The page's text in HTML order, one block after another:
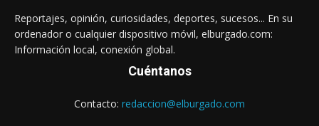
Reportajes, opinión, curiosidades, deportes, sucesos... En su
ordenador o cualquier dispositivo móvil, elburgado.com:
Información local, conexión global.
Cuéntanos
Contacto: redaccion@elburgado.com